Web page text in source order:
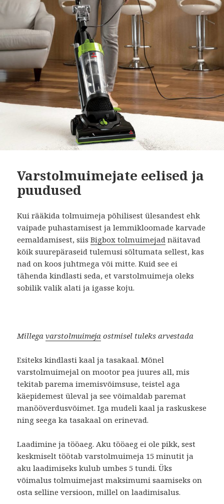
Varstolmuimejate eelised ja
puudused
Kui rääkida tolmuimeja põhilisest ülesandest ehk
vaipade puhastamisest ja lemmikloomade karvade
eemaldamisest, siisBigbox tolmuimejad näitavad
kõik suurepäraseid tulemusi sõltumata sellest, kas
nad on koos juhtmega või mitte. Kuid see ei
tähenda kindlasti seda, et varstolmuimeja oleks
sobilik valik alati ja igasse koju.
Millegavarstolmuimeja ostmisel tuleks arvestada
Esiteks kindlasti kaal ja tasakaal. Mõnel
varstolmuimejal on mootor pea juures all, mis
tekitab parema imemisvõimsuse, teistel aga
käepidemest üleval ja see võimaldab paremat
manööverdusvõimet. Iga mudeli kaal ja raskuskese
ning seega ka tasakaal on erinevad.
Laadimine ja tööaeg. Aku tööaeg ei ole pikk, sest
keskmiselt töötab varstolmuimeja 15 minutit ja
aku laadimiseks kulub umbes 5 tundi. Üks
võimalus tolmuimejast maksimumi saamiseks on
osta selline versioon, millel on laadimisalus.